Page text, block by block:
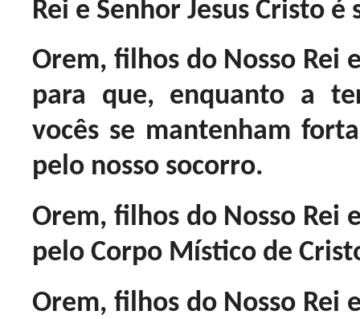
Rei e Senhor Jesus Cristo é
Orem, filhos do Nosso Rei
para que, enquanto a
vocês se mantenham
pelo nosso socorro.
Orem, filhos do Nosso Rei
pelo Corpo Místico de
Orem, filhos do Nosso Rei